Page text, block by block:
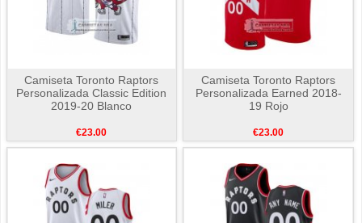
Camiseta Toronto Raptors
Personalizada Classic Edition
2019-20 Blanco
€23.00
Camiseta Toronto Raptors
Personalizada Earned 2018-
19 Rojo
€23.00